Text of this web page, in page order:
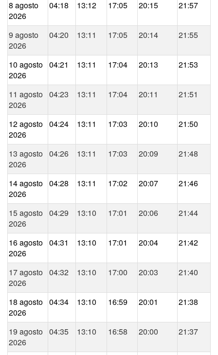
8 agosto
2026
04:18 13:12 17:05 20:15 21:57
9 agosto
2026
04:20 13:11 17:05 20:14 21:55
10 agosto
2026
04:21 13:11 17:04 20:13 21:53
11 agosto
2026
04:23 13:11 17:04 20:11 21:51
12 agosto
2026
04:24 13:11 17:03 20:10 21:50
13 agosto
2026
04:26 13:11 17:03 20:09 21:48
14 agosto
2026
04:28 13:11 17:02 20:07 21:46
15 agosto
2026
04:29 13:10 17:01 20:06 21:44
16 agosto
2026
04:31 13:10 17:01 20:04 21:42
17 agosto
2026
04:32 13:10 17:00 20:03 21:40
18 agosto
2026
04:34 13:10 16:59 20:01 21:38
19 agosto
2026
04:35 13:10 16:58 20:00 21:37